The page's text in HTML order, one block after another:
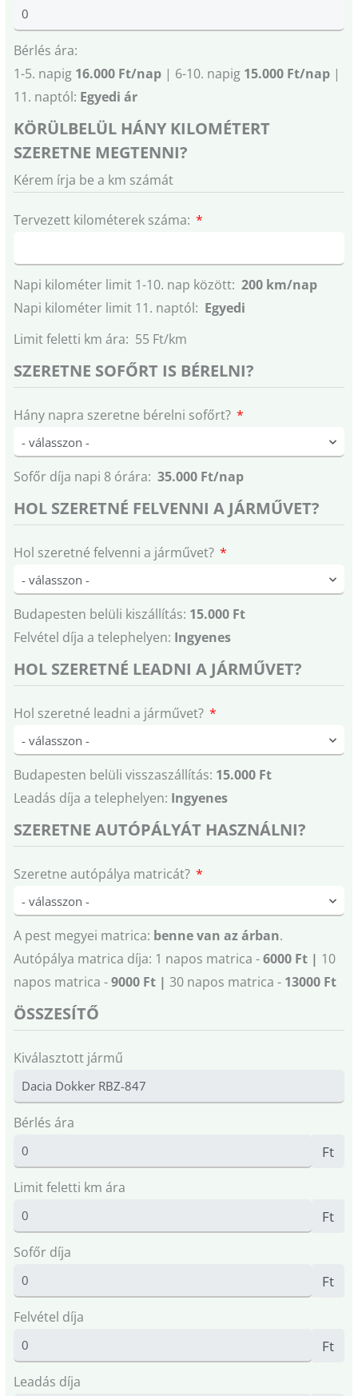
Bérlés ára:
1-5. napig 16.000 Ft/nap | 6-10. napig 15.000 Ft/nap |
11. naptól: Egyedi ár
KÖRÜLBELÜL HÁNY KILOMÉTERT
SZERETNE MEGTENNI?
Kérem írja be a km számát
Tervezett kilométerek száma:
Napi kilométer limit 1-10. nap között: 200 km/nap
Napi kilométer limit 11. naptól: Egyedi
Limit feletti km ára: 55 Ft/km
SZERETNE SOFŐRT IS BÉRELNI?
Hány napra szeretne bérelni sofőrt?
Sofőr díja napi 8 órára: 35.000 Ft/nap
HOL SZERETNÉ FELVENNI A JÁRMŰVET?
Hol szeretné felvenni a járművet?
Budapesten belüli kiszállítás: 15.000 Ft
Felvétel díja a telephelyen: Ingyenes
HOL SZERETNÉ LEADNI A JÁRMŰVET?
Hol szeretné leadni a járművet?
Budapesten belüli visszaszállítás: 15.000 Ft
Leadás díja a telephelyen: Ingyenes
SZERETNE AUTÓPÁLYÁT HASZNÁLNI?
Szeretne autópálya matricát?
A pest megyei matrica: benne van az árban.
Autópálya matrica díja: 1 napos matrica -6000 Ft | 10
napos matrica -9000 Ft | 30 napos matrica - 13000 Ft
ÖSSZESÍTŐ
Kiválasztott jármű
Bérlés ára
Ft
Limit feletti km ára
Ft
Sofőr díja
Ft
Felvétel díja
Ft
Leadás díja